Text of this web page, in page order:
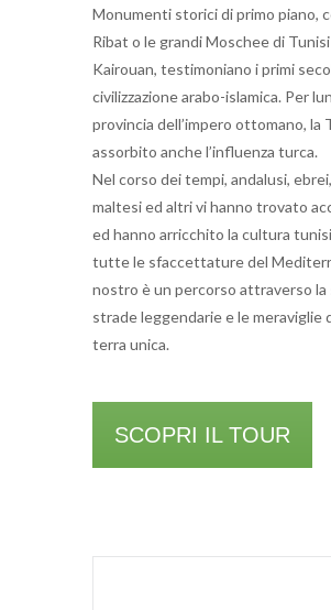
Monumenti storici di primo piano,
Ribat o le grandi Moschee di
Kairouan, testimoniano i primi
civilizzazione arabo-islamica. Per
provincia dell’impero ottomano, la
assorbito anche l’influenza turca.
Nel corso dei tempi, andalusi,
maltesi ed altri vi hanno trovato
ed hanno arricchito la cultura
tutte le sfaccettature del
nostro è un percorso attraverso la
strade leggendarie e le meraviglie
terra unica.
SCOPRI IL TOUR